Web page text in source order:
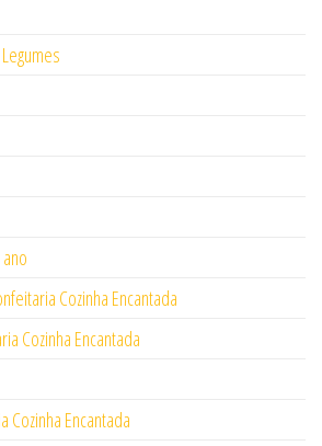
Cozinha Encantada
Cozinha Encantada
Encantada